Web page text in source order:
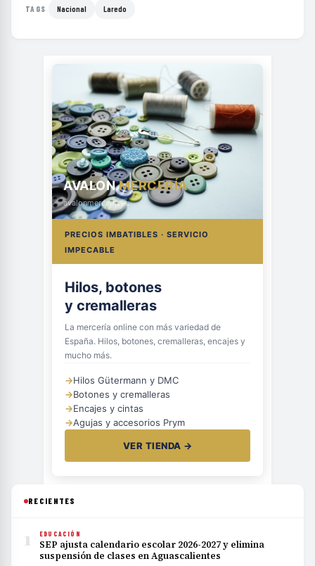
TAGS Nacional Laredo
AVALONMERCERÍA
avalonmerceria.es
PRECIOS IMBATIBLES · SERVICIO
IMPECABLE
Hilos, botones
y cremalleras
La mercería online con más variedad de
España. Hilos, botones, cremalleras, encajes y
mucho más.
→Hilos Gütermann y DMC
→Botones y cremalleras
→Encajes y cintas
→Agujas y accesorios Prym
VER TIENDA →
RECIENTES
1 EDUCACIÓN
SEP ajusta calendario escolar 2026-2027 y elimina
suspensión de clases en Aguascalientes